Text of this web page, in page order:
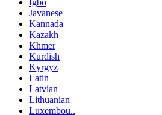
Igbo
Javanese
Kannada
Kazakh
Khmer
Kurdish
Kyrgyz
Latin
Latvian
Lithuanian
Luxembou..